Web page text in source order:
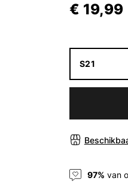
€ 19,99
S21
97% van